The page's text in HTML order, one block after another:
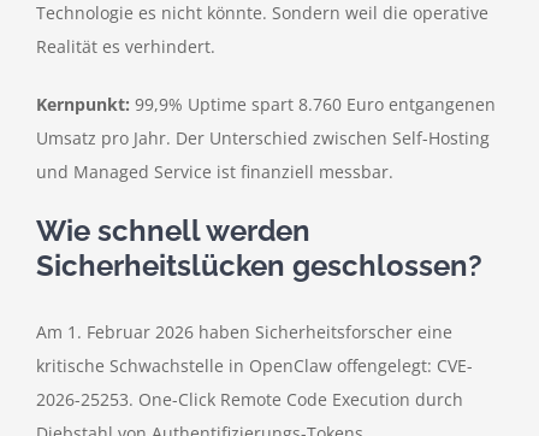
Technologie es nicht könnte. Sondern weil die operative
Realität es verhindert.
Kernpunkt: 99,9% Uptime spart 8.760 Euro entgangenen
Umsatz pro Jahr. Der Unterschied zwischen Self-Hosting
und Managed Service ist finanziell messbar.
Wie schnell werden
Sicherheitslücken geschlossen?
Am 1. Februar 2026 haben Sicherheitsforscher eine
kritische Schwachstelle in OpenClaw offengelegt: CVE-
2026-25253. One-Click Remote Code Execution durch